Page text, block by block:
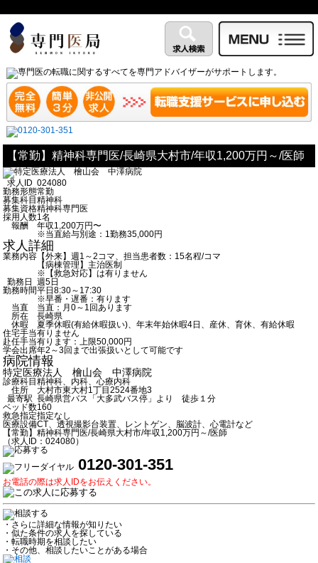
【常勤】精神科専門医/長崎県大村市/年収1,200万円～/医師
求人ID 024080
勤務形態常勤
募集科目精神科
募集資格精神科専門医
採用人数1名
報酬
年収1,200万円〜
※当直給与別途：1勤務35,000円
求人詳細
業務内容 【外来】週1～2コマ、担当患者数：15名程/コマ
【病棟管理】主治医制
※【救急対応】は有りません
勤務日
週5日
勤務時間平日8:30～17:30
※早番・遅番：有ります
当直
当直：月0～1回あります
所在
長崎県
休暇
夏季休暇(有給休暇扱い)、年末年始休暇4日、産休、育休、有給休暇
住宅手当有りません
赴任手当有ります：上限50,000円
学会出席年2～3回まで出張扱いとして可能です
病院情報
特定医療法人 檜山会 中澤病院
診療科目精神科、内科、心療内科
住所
大村市東大村1丁目2524番地3
最寄駅 長崎県営バス「大多武バス停」より 徒歩１分
ベッド数160
救急指定指定なし
医療設備CT、透視撮影台装置、レントゲン、脳波計、心電計など
【常勤】精神科専門医/長崎県大村市/年収1,200万円～/医師
（求人ID：024080）
0120-301-351
お電話の際は求人IDをお伝えください。
・さらに詳細な情報が知りたい
・似た条件の求人を探している
・転職時期を相談したい
・その他、相談したいことがある場合